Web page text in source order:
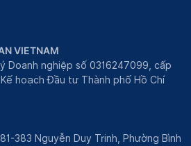
VIETNAM
Doanh nghiệp số 0316247099, cấp
hoạch Đầu tư Thành phố Hồ Chí
383 Nguyễn Duy Trinh, Phường Bình